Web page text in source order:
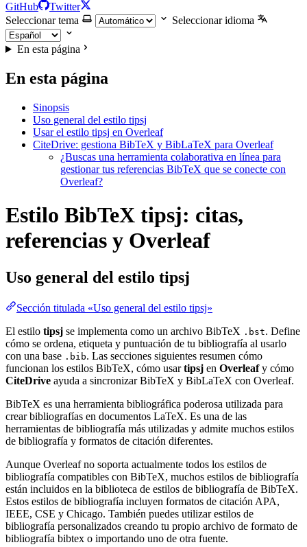
GitHub
Twitter
Seleccionar tema
Seleccionar idioma
En esta página
En esta página
Sinopsis
Uso general del estilo tipsj
Usar el estilo tipsj en Overleaf
CiteDrive: gestiona BibTeX y BibLaTeX para Overleaf
¿Buscas una herramienta colaborativa en línea para
gestionar tus referencias BibTeX que se conecte con
Overleaf?
Estilo BibTeX tipsj: citas,
referencias y Overleaf
Uso general del estilo tipsj
Sección titulada «Uso general del estilo tipsj»
El estilo tipsj se implementa como un archivo BibTeX .bst. Define
cómo se ordena, etiqueta y puntuación de tu bibliografía al usarlo
con una base .bib. Las secciones siguientes resumen cómo
funcionan los estilos BibTeX, cómo usartipsj en Overleafy cómo
CiteDrive ayuda a sincronizar BibTeX y BibLaTeX con Overleaf.
BibTeX es una herramienta bibliográfica poderosa utilizada para
crear bibliografías en documentos LaTeX. Es una de las
herramientas de bibliografía más utilizadas y admite muchos estilos
de bibliografía y formatos de citación diferentes.
Aunque Overleaf no soporta actualmente todos los estilos de
bibliografía compatibles con BibTeX, muchos estilos de bibliografía
están incluidos en la biblioteca de estilos de bibliografía de BibTeX.
Estos estilos de bibliografía incluyen formatos de citación APA,
IEEE, CSE y Chicago. También puedes utilizar estilos de
bibliografía personalizados creando tu propio archivo de formato de
bibliografía bibtex o importando uno de otra fuente.